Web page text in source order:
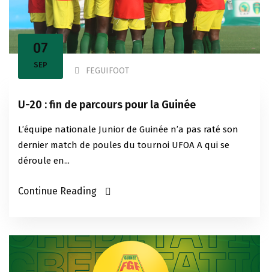
07
SEP
FEGUIFOOT
U-20 : fin de parcours pour la Guinée
L’équipe nationale Junior de Guinée n’a pas raté son
dernier match de poules du tournoi UFOA A qui se
déroule en...
Continue Reading